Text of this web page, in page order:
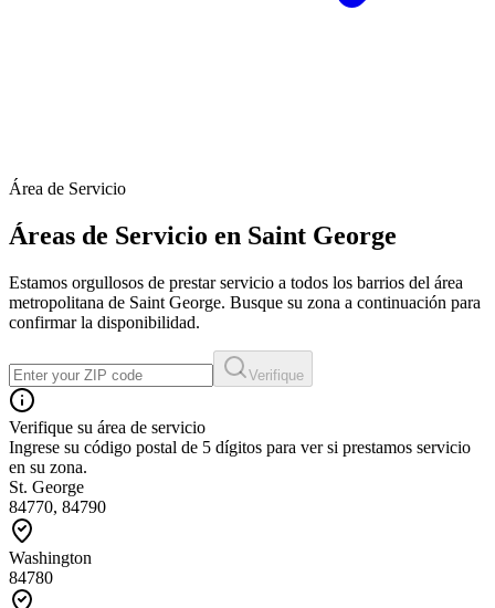
Área de Servicio
Áreas de Servicio en Saint George
Estamos orgullosos de prestar servicio a todos los barrios del área
metropolitana de Saint George. Busque su zona a continuación para
confirmar la disponibilidad.
Verifique
Verifique su área de servicio
Ingrese su código postal de 5 dígitos para ver si prestamos servicio
en su zona.
St. George
84770, 84790
Washington
84780